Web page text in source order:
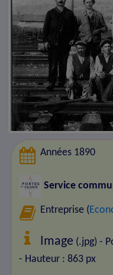
Années 1890
Service
Entreprise (
Image (.jpg) -
- Hauteur : 863 px